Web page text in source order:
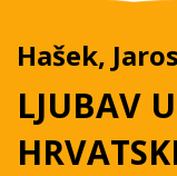
Hašek,
LJUBAV